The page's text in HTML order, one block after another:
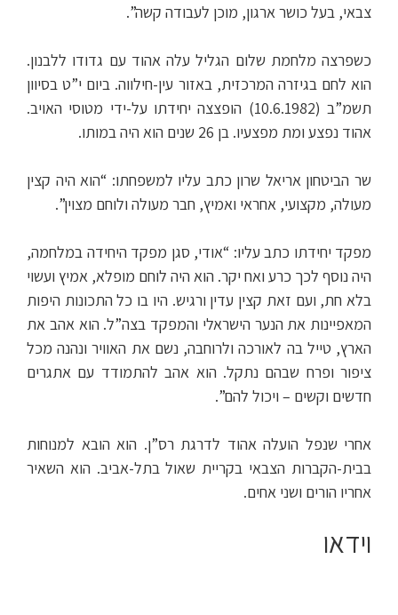
צבאי, בעל כושר ארגון, מוכן לעבודה קשה”.
כשפרצה מלחמת שלום הגליל עלה אהוד עם גדודו ללבנון.
הוא לחם בגיזרה המרכזית, באזור עין-חילווה. ביום י”ט בסיוון
תשמ”ב (10.6.1982) הופצצה יחידתו על-ידי מטוסי האויב.
אהוד נפצע ומת מפצעיו. בן 26 שנים הוא היה במותו.
שר הביטחון אריאל שרון כתב עליו למשפחתו: “הוא היה קצין
מעולה, מקצועי, אחראי ואמיץ, חבר מעולה ולוחם מצוין”.
מפקד יחידתו כתב עליו: “אודי, סגן מפקד היחידה במלחמה,
היה נוסף לכך כרע ואח יקר. הוא היה לוחם מופלא, אמיץ ועשוי
בלא חת, ועם זאת קצין עדין ורגיש. היו בו כל התכונות היפות
המאפיינות את הנער הישראלי והמפקד בצה”ל. הוא אהב את
הארץ, טייל בה לאורכה ולרוחבה, נשם את האוויר ונהנה מכל
ציפור ופרח שבהם נתקל. הוא אהב להתמודד עם אתגרים
חדשים וקשים – ויכול להם”.
אחרי שנפל הועלה אהוד לדרגת רס”ן. הוא הובא למנוחות
בבית-הקברות הצבאי בקריית שאול בתל-אביב. הוא השאיר
אחריו הורים ושני אחים.
וידאו